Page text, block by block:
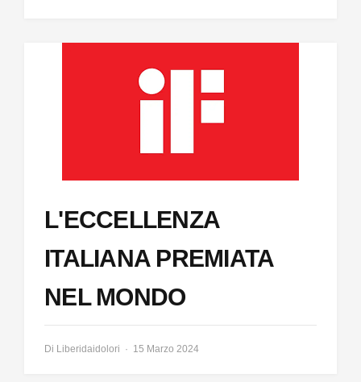
L'ECCELLENZA
ITALIANA PREMIATA
NEL MONDO
Di Liberidaidolori 15 Marzo 2024